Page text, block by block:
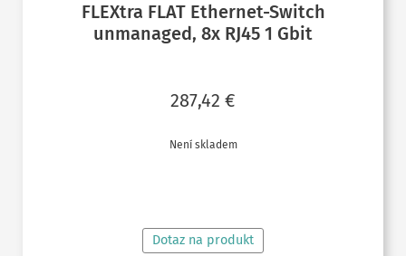
FLEXtra FLAT Ethernet-Switch
unmanaged, 8x RJ45 1 Gbit
287,42 €
Není skladem
Dotaz na produkt